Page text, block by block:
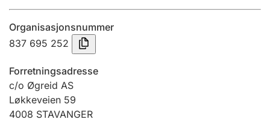
Innsending og forsinkelsesgebyr
Jeger
Betaling og jegeravgiftskort
Organisasjonsnummer
837 695 252
Forretningsadresse
c/o Øgreid AS
Løkkeveien 59
4008 STAVANGER